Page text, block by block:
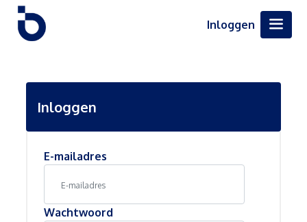
Inloggen
Inloggen
E-mailadres
Wachtwoord